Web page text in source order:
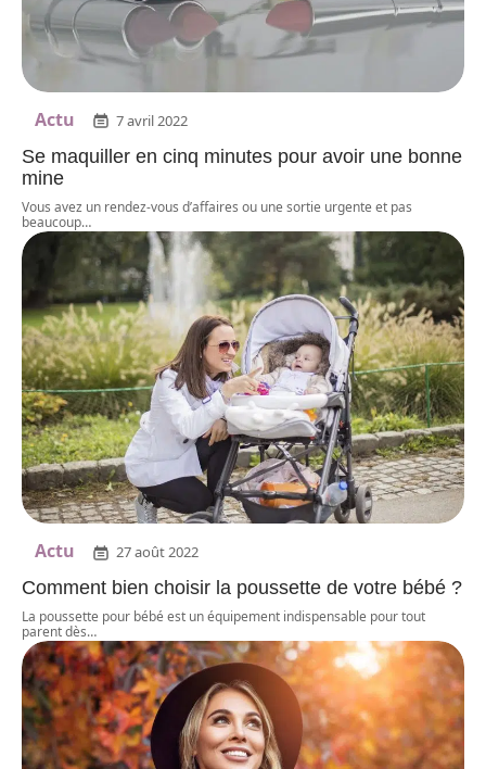
Actu 7 avril 2022
Se maquiller en cinq minutes pour avoir une bonne
mine
Vous avez un rendez-vous d’affaires ou une sortie urgente et pas
beaucoup…
Actu 27 août 2022
Comment bien choisir la poussette de votre bébé ?
La poussette pour bébé est un équipement indispensable pour tout
parent dès…